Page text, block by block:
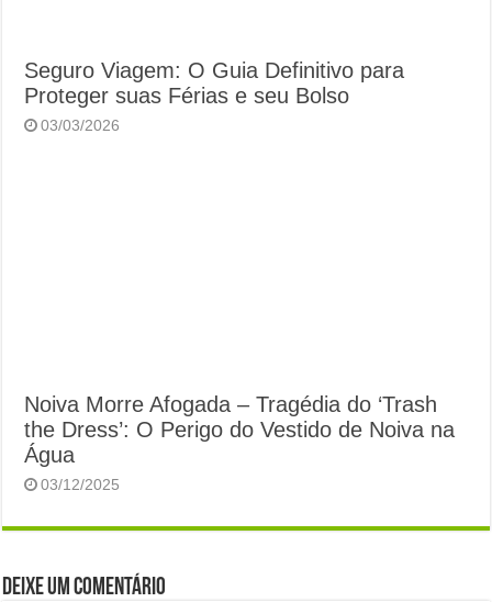
Seguro Viagem: O Guia Definitivo para
Proteger suas Férias e seu Bolso
03/03/2026
Noiva Morre Afogada – Tragédia do ‘Trash
the Dress’: O Perigo do Vestido de Noiva na
Água
03/12/2025
Deixe um comentário